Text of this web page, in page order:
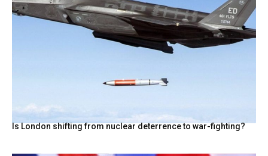
Is London shifting from nuclear deterrence to war-fighting?